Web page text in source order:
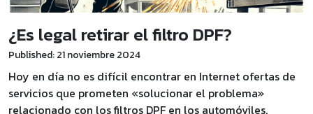
¿Es legal retirar el filtro DPF?
Published: 21 noviembre 2024
Hoy en día no es difícil encontrar en Internet ofertas de
servicios que prometen «solucionar el problema»
relacionado con los filtros DPF en los automóviles.